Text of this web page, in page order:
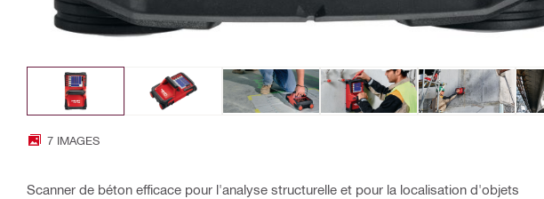
7 IMAGES
Scanner de béton efficace pour l'analyse structurelle et pour la localisation d'objets